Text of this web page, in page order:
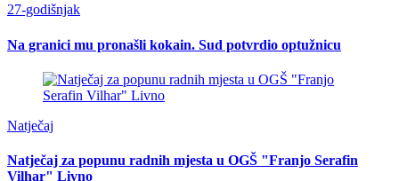
27-godišnjak
Na granici mu pronašli kokain. Sud potvrdio optužnicu
Natječaj
Natječaj za popunu radnih mjesta u OGŠ "Franjo Serafin
Vilhar" Livno